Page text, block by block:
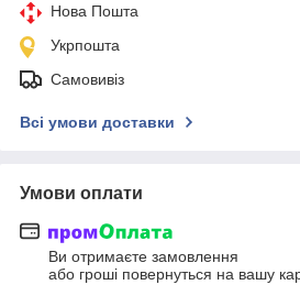
Нова Пошта
Укрпошта
Самовивіз
Всі умови доставки
Умови оплати
Ви отримаєте замовлення
або гроші повернуться на вашу